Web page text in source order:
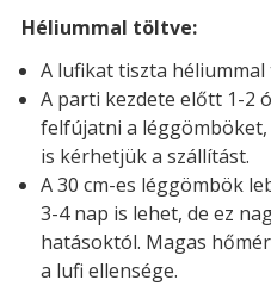
Héliummal töltve:
A lufikat tiszta
A parti kezdete előtt 1-2
felfújatni a
is kérhetjük a szállítást.
A 30 cm-es léggömbök
3-4 nap is lehet, de ez
hatásoktól. Magas
a lufi ellensége.